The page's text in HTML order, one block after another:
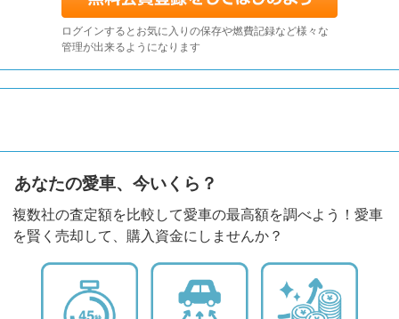
ログインするとお気に入りの保存や燃費記録など様々な
管理が出来るようになります
あなたの愛車、今いくら？
複数社の査定額を比較して愛車の最高額を調べよう！愛車
を賢く売却して、購入資金にしませんか？